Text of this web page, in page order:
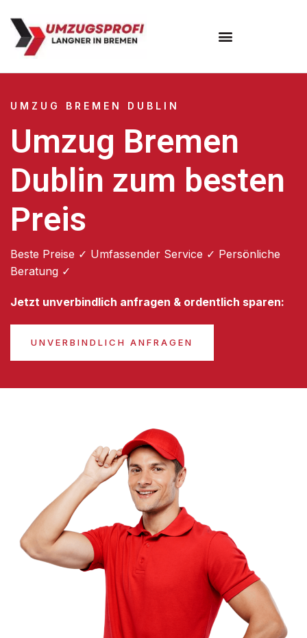
UMZUG BREMEN DUBLIN
Umzug Bremen
Dublin zum besten
Preis
Beste Preise ✓ Umfassender Service ✓ Persönliche
Beratung ✓
Jetzt unverbindlich anfragen & ordentlich sparen:
UNVERBINDLICH ANFRAGEN